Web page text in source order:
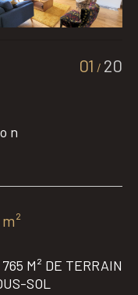
01 / 20
M² DE TERRAIN
SOL
Piscine